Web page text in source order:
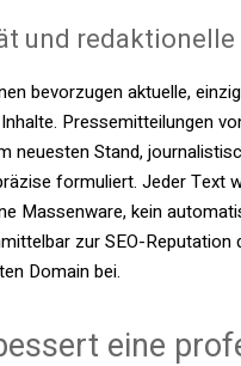
und redaktionelle
bevorzugen aktuelle,
Pressemitteilungen
neuesten Stand,
formuliert. Jeder Text
Massenware, kein
zur SEO-Reputation
Domain bei.
eine